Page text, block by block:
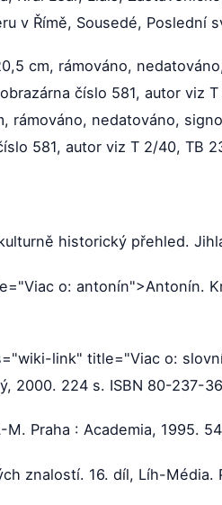
v Římě, Sousedé, Poslední
cm, rámováno,
číslo 581, autor viz
rámováno, nedatováno,
581, autor viz T 2/40, TB
historický přehled.
o: antonín">Antonín.
link" title="Viac o:
2000. 224 s. ISBN 80-237-
Praha : Academia, 1995.
znalostí. 16. díl, Líh-Média.